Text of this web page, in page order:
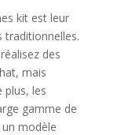
kit est leur
traditionnelles.
des
mais
plus, les
gamme de
modèle